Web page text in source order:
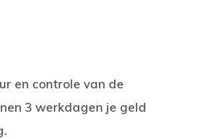
en controle van de
3 werkdagen je geld